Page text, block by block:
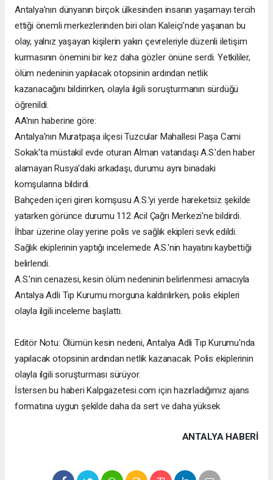
Antalya'nın dünyanın birçok ülkesinden insanın yaşamayı tercih
ettiği önemli merkezlerinden biri olan Kaleiçi'nde yaşanan bu
olay, yalnız yaşayan kişilerin yakın çevreleriyle düzenli iletişim
kurmasının önemini bir kez daha gözler önüne serdi. Yetkililer,
ölüm nedeninin yapılacak otopsinin ardından netlik
kazanacağını bildirirken, olayla ilgili soruşturmanın sürdüğü
öğrenildi.
AA'nın haberine göre:
Antalya'nın Muratpaşa ilçesi Tuzcular Mahallesi Paşa Cami
Sokak'ta müstakil evde oturan Alman vatandaşı A.S.'den haber
alamayan Rusya'daki arkadaşı, durumu aynı binadaki
komşularına bildirdi.
Bahçeden içeri giren komşusu A.S.'yi yerde hareketsiz şekilde
yatarken görünce durumu 112 Acil Çağrı Merkezi'ne bildirdi.
İhbar üzerine olay yerine polis ve sağlık ekipleri sevk edildi.
Sağlık ekiplerinin yaptığı incelemede A.S.'nin hayatını kaybettiği
belirlendi.
A.S.'nin cenazesi, kesin ölüm nedeninin belirlenmesi amacıyla
Antalya Adli Tıp Kurumu morguna kaldırılırken, polis ekipleri
olayla ilgili inceleme başlattı.
Editör Notu: Ölümün kesin nedeni, Antalya Adli Tıp Kurumu'nda
yapılacak otopsinin ardından netlik kazanacak. Polis ekiplerinin
olayla ilgili soruşturması sürüyor.
İstersen bu haberi Kalpgazetesi.com için hazırladığımız ajans
formatına uygun şekilde daha da sert ve daha yüksek
ANTALYA HABERİ